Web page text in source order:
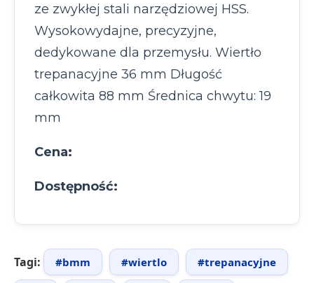
ze zwykłej stali narzędziowej HSS.
Wysokowydajne, precyzyjne,
dedykowane dla przemysłu. Wiertło
trepanacyjne 36 mm Długość
całkowita 88 mm Średnica chwytu: 19
mm
Cena:
Dostępność:
Tagi: #bmm #wiertlo #trepanacyjne